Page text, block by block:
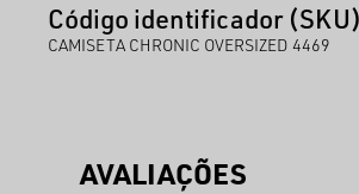
Código identificador
CAMISETA CHRONIC OVERSIZED 4469